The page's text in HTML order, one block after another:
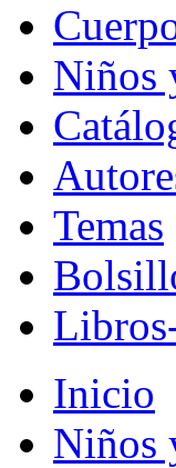
Niños
Temas
Inicio
Niños